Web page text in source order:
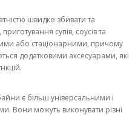
швидко збивати та
супів, соусів та
або стаціонарними, причому
додатковими аксесуарами, які
є більш універсальними і
Вони можуть виконувати різні